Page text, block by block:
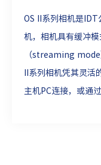
OS II系列相机是
机，相机具有缓冲
（streaming
II系列相机凭其灵活
主机PC连接，或通